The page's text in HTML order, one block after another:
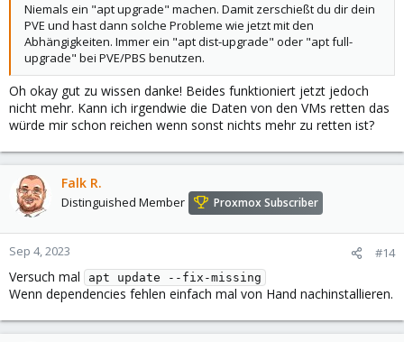
Niemals ein "apt upgrade" machen. Damit zerschießt du dir dein
PVE und hast dann solche Probleme wie jetzt mit den
Abhängigkeiten. Immer ein "apt dist-upgrade" oder "apt full-
upgrade" bei PVE/PBS benutzen.
Oh okay gut zu wissen danke! Beides funktioniert jetzt jedoch
nicht mehr. Kann ich irgendwie die Daten von den VMs retten das
würde mir schon reichen wenn sonst nichts mehr zu retten ist?
Falk R.
Distinguished Member Proxmox Subscriber
Sep 4, 2023 #14
Versuch mal apt update --fix-missing
Wenn dependencies fehlen einfach mal von Hand nachinstallieren.